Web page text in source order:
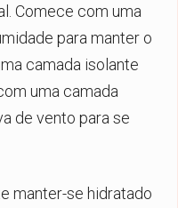
Comece com uma
para manter o
camada isolante
uma camada
de vento para se
manter-se hidratado